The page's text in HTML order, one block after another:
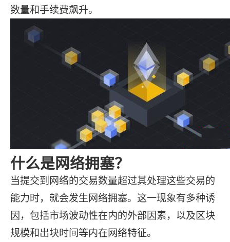
数量和手续费飙升。
什么是网络拥塞？
当提交到网络的交易数量超过其处理这些交易的
能力时，就会发生网络拥塞。这一现象有多种诱
因，包括市场波动性在内的外部因素，以及区块
规模和出块时间等内在网络特征。